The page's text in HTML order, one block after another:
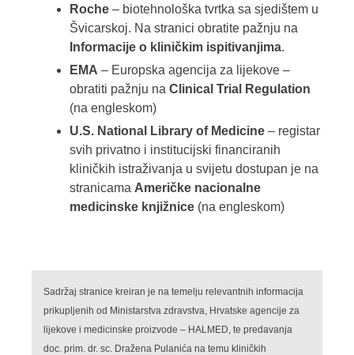
Roche – biotehnološka tvrtka sa sjedištem u
Švicarskoj. Na stranici obratite pažnju na
Informacije o kliničkim ispitivanjima.
EMA – Europska agencija za lijekove –
obratiti pažnju na Clinical Trial Regulation
(na engleskom)
U.S. National Library of Medicine – registar
svih privatno i institucijski financiranih
kliničkih istraživanja u svijetu dostupan je na
stranicama Američke nacionalne
medicinske knjižnice (na engleskom)
Sadržaj stranice kreiran je na temelju relevantnih informacija
prikupljenih od Ministarstva zdravstva, Hrvatske agencije za
lijekove i medicinske proizvode – HALMED, te predavanja
doc. prim. dr. sc. Dražena Pulanića na temu kliničkih